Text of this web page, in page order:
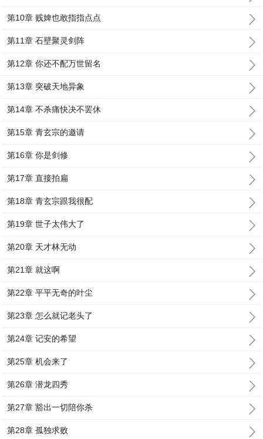
第10章 贱婢也敢指指点点
第11章 石壁聚灵剑阵
第12章 你还不配万世留名
第13章 突破天地异象
第14章 不杀痛快决不罢休
第15章 青玄宗的邀请
第16章 你是剑修
第17章 直接拍扁
第18章 青玄宗跟我很配
第19章 世子太伟大了
第20章 天才林无动
第21章 就这啊
第22章 平平无奇的叶尘
第23章 怎么就记老头了
第24章 记安的希望
第25章 机会来了
第26章 潜龙四秀
第27章 豁出一切陪你杀
第28章 孤独求败